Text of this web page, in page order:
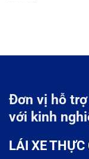
Đơn vị hỗ
với kinh
LÁI XE